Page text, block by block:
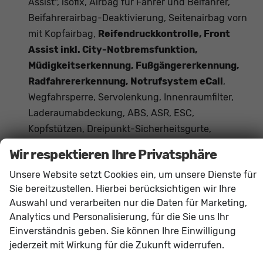
Assist", isofix, Airbag für Fahrer und Beifahrer,
Beifahrerairbag-Deaktivierung, Seitenairbag vorn
mit Kopfairbag, Reifendruckkontrolle, Front
Assist inkl. City-Notbremsfunktion,
Müdigkeitserkennung, Fußgängererkennung,
Radfahrererkennung, Notrufsystem eCall ,
Wegfahrsperre, Servolenkung, Innenraumfilter,
Laderaumabdeckung, ABS, ASR, ESC,
Kopfstützen, Dreipunkt-Sicherheitsgurte,
Bluetooth
Das Fahrzeug verfügt über kein fest verbautes
Navigationssystem. DurchApple CarPlay /
Android Auto ist jedoch eineNavigationüber
kompatible Smartphone-Apps (z.B. Google Maps
oder Apple Karten) über den
Fahrzeugbildschirm
Wir respektieren Ihre Privatsphäre
Unsere Website setzt Cookies ein, um unsere Dienste für
Sie bereitzustellen. Hierbei berücksichtigen wir Ihre
Auswahl und verarbeiten nur die Daten für Marketing,
Analytics und Personalisierung, für die Sie uns Ihr
Einverständnis geben. Sie können Ihre Einwilligung
jederzeit mit Wirkung für die Zukunft widerrufen.